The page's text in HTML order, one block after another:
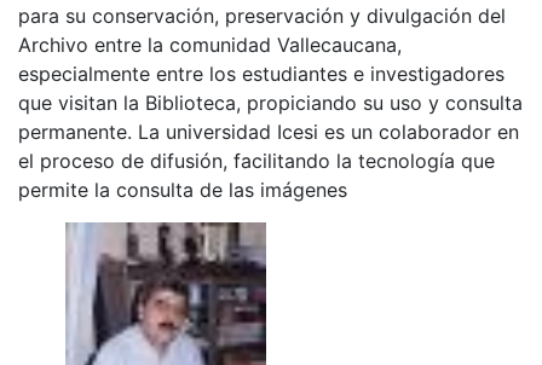
para su conservación, preservación y divulgación del
Archivo entre la comunidad Vallecaucana,
especialmente entre los estudiantes e investigadores
que visitan la Biblioteca, propiciando su uso y consulta
permanente. La universidad Icesi es un colaborador en
el proceso de difusión, facilitando la tecnología que
permite la consulta de las imágenes